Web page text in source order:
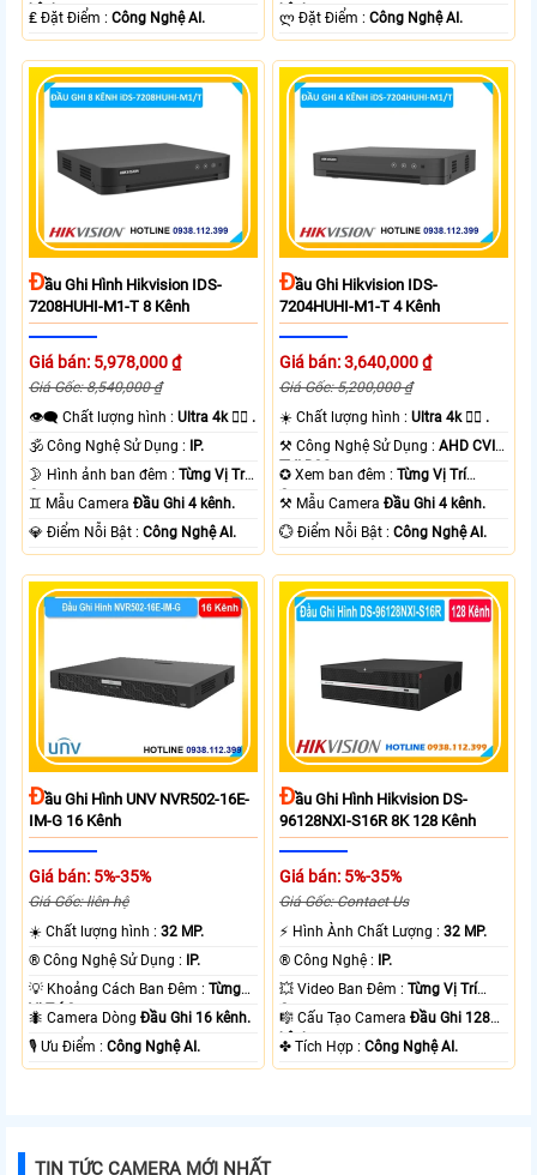
kênh. ️₤ Đặt Điểm :Công Nghệ AI. kênh. ️ლ Đặt Điểm :Công Nghệ AI.
ĐẦu Ghi Hình Hikvision IDS-
7208HUHI-M1-T 8 Kênh
Giá bán: 5,978,000 ₫
Giá Gốc: 8,540,000 ₫
👁️‍🗨 Chất lượng hình :Ultra 4k 👍🏾 .
🕉️ Công Nghệ Sử Dụng :
IP.
🌛 Hình ảnh ban đêm :Từng Vị Trí
Camera .
♊ Mẫu CameraĐầu Ghi 4 kênh.
️💎 Điểm Nỗi Bật :Công Nghệ AI.
ĐẦu Ghi Hikvision IDS-
7204HUHI-M1-T 4 Kênh
Giá bán: 3,640,000 ₫
Giá Gốc: 5,200,000 ₫
☀️ Chất lượng hình :Ultra 4k 👍🏾 .
⚒ Công Nghệ Sử Dụng :AHD CVI
TVI BCS.
✪ Xem ban đêm :Từng Vị Trí
Camera .
⚒ Mẫu CameraĐầu Ghi 4 kênh.
️💮 Điểm Nỗi Bật :Công Nghệ AI.
ĐẦu Ghi Hình UNV NVR502-16E-
IM-G 16 Kênh
Giá bán: 5%-35%
Giá Gốc: liên hệ
☀️ Chất lượng hình :32 MP.
®️ Công Nghệ Sử Dụng : IP.
💡 Khoảng Cách Ban Đêm :Từng
Vị Trí Camera .
🐜 Camera DòngĐầu Ghi 16 kênh.
️🎙 Ưu Điểm :Công Nghệ AI.
ĐẦu Ghi Hình Hikvision DS-
96128NXI-S16R 8K 128 Kênh
Giá bán: 5%-35%
Giá Gốc: Contact Us
️⚡ Hình Ành Chất Lượng :32 MP.
®️ Công Nghệ : IP.
💥 Video Ban Đêm :Từng Vị Trí
Camera .
🎼️ Cấu Tạo CameraĐầu Ghi 128
kênh.
️✤ Tích Hợp :Công Nghệ AI.
TIN TỨC CAMERA MỚI NHẤT